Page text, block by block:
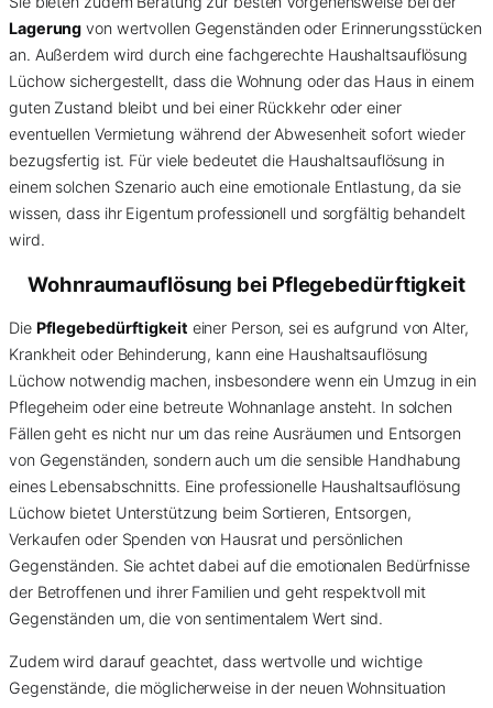
Lagerung von wertvollen Gegenständen oder Erinnerungsstücken
an. Außerdem wird durch eine fachgerechte Haushaltsauflösung
Lüchow sichergestellt, dass die Wohnung oder das Haus in einem
guten Zustand bleibt und bei einer Rückkehr oder einer
eventuellen Vermietung während der Abwesenheit sofort wieder
bezugsfertig ist. Für viele bedeutet die Haushaltsauflösung in
einem solchen Szenario auch eine emotionale Entlastung, da sie
wissen, dass ihr Eigentum professionell und sorgfältig behandelt
wird.
Wohnraumauflösung bei Pflegebedürftigkeit
Die Pflegebedürftigkeit einer Person, sei es aufgrund von Alter,
Krankheit oder Behinderung, kann eine Haushaltsauflösung
Lüchow notwendig machen, insbesondere wenn ein Umzug in ein
Pflegeheim oder eine betreute Wohnanlage ansteht. In solchen
Fällen geht es nicht nur um das reine Ausräumen und Entsorgen
von Gegenständen, sondern auch um die sensible Handhabung
eines Lebensabschnitts. Eine professionelle Haushaltsauflösung
Lüchow bietet Unterstützung beim Sortieren, Entsorgen,
Verkaufen oder Spenden von Hausrat und persönlichen
Gegenständen. Sie achtet dabei auf die emotionalen Bedürfnisse
der Betroffenen und ihrer Familien und geht respektvoll mit
Gegenständen um, die von sentimentalem Wert sind.
Zudem wird darauf geachtet, dass wertvolle und wichtige
Gegenstände, die möglicherweise in der neuen Wohnsituation